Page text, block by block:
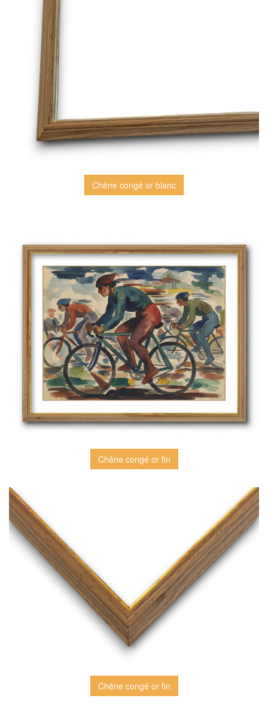
Chêne congé or blanc
Chêne congé or fin
Chêne congé or fin